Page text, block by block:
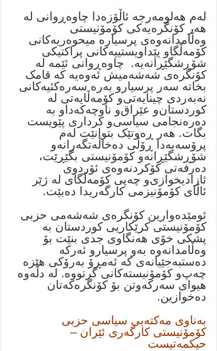
لەم هەلومەرجە ئاڵۆزەدا چاوەڕوانی لە
هەر کۆنگرەیەکی کۆمۆنیستی
وەڵامدانەوەی پرسیارە میحوەریەکانی
کۆمەڵگاو پێداویستییەکانی پراکتیکی
شۆڕشگێڕانەیە. چاوەڕوانی ئێمە لە
کۆنگرەی شەشەمیش ئەوەیە کە قامک
بخاتە سەر پرسیارو بەرە سەرەکئیەکانی
نەبەردی چینایەتی‌و کۆمەڵایەتی لە
کوردستان‌و عێراق‌و ناوچەکەداو بە
دەرەنجامی سیاسی‌و کرداری پێویست
بگات. هەر ڕەوتێک بتوانێت لەم
پرۆسەیەدا ڕۆڵی دەخاڵەتگەرانەو
شۆڕشگێڕانەو کۆمۆنیستی بگێڕێت،
دەرفەتی کۆکردنەوەی ئۆردوی
ئازادیخوازی‌و چەپی کۆمەڵگای لە ژێر
ئاڵای کۆمۆنیزمی کارگەریدا دەبێت.
ئومێدەوارین کۆنگرەی شەشەمی حزبی
کۆمۆنیستی کرێکاریی کوردستان بە
پشکی خۆی هەنگاوی جدی بنێت بۆ
وەڵامدانەوە بەو پرسیارو ئەرکە
دەستبەجێیانەی کە ئەمڕۆ بەرۆکی هێزە
چەپ‌و کۆمۆنیستەکانی گرتووە. لە دڵەوە
هیوای سەرکەوتن بۆ کۆنگرەکەتان
دەخوازین.
بەناوی مەکتەبی سیاسی حزبی
کۆمۆنیستی کارگەری ئێران –
حیکمەتیست